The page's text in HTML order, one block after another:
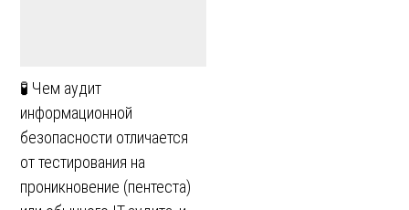
🧪 Чем аудит
информационной
безопасности отличается
от тестирования на
проникновение (пентеста)